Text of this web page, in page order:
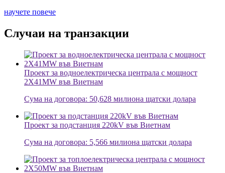
научете повече
Случаи на транзакции
Проект за водноелектрическа централа с мощност
2X41MW във Виетнам
Сума на договора: 50,628 милиона щатски долара
Проект за подстанция 220kV във Виетнам
Сума на договора: 5,566 милиона щатски долара